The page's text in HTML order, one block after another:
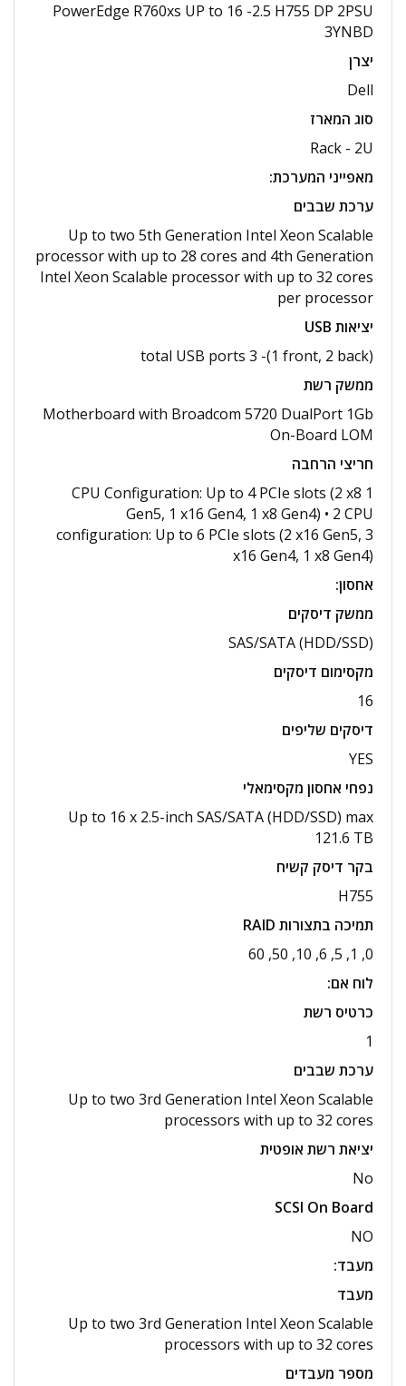
PowerEdge R760xs UP to 16 -2.5 H755 DP 2PSU
3YNBD
יצרן
Dell
סוג המארז
Rack - 2U
מאפייני המערכת:
ערכת שבבים
Up to two 5th Generation Intel Xeon Scalable
processor with up to 28 cores and 4th Generation
Intel Xeon Scalable processor with up to 32 cores
per processor
יציאות
(total USB ports 3 -(1 front, 2 back
ממשק רשת
Motherboard with Broadcom 5720 DualPort 1Gb
On-Board LOM
חריצי הרחבה
1 CPU Configuration: Up to 4 PCIe slots (2 x8
Gen5, 1 x16 Gen4, 1 x8 Gen4) • 2 CPU
configuration: Up to 6 PCIe slots (2 x16 Gen5, 3
x16 Gen4, 1 x8 Gen4)
אחסון:
ממשק דיסקים
SAS/SATA (HDD/SSD)
מקסימום דיסקים
16
דיסקים שליפים
YES
נפחי אחסון מקסימאלי
Up to 16 x 2.5-inch SAS/SATA (HDD/SSD) max
121.6 TB
בקר דיסק קשיח
H755
תמיכה בתצורות
0, 1, 5, 6, 10, 50, 60
לוח אם:
כרטיס רשת
1
ערכת שבבים
Up to two 3rd Generation Intel Xeon Scalable
processors with up to 32 cores
יציאת רשת אופטית
No
SCSI On Board
NO
מעבד:
מעבד
Up to two 3rd Generation Intel Xeon Scalable
processors with up to 32 cores
מספר מעבדים